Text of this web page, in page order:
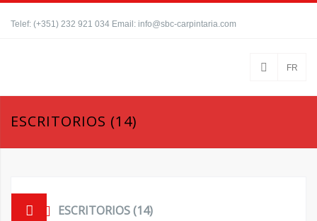
Telef: (+351) 232 921 034 Email: info@sbc-carpintaria.com
FR
ESCRITORIOS (14)
ESCRITORIOS (14)